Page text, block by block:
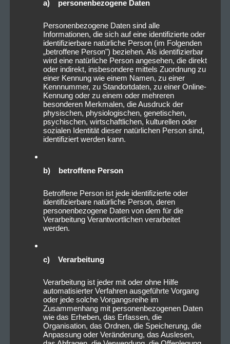
a) personenbezogene Daten
Personenbezogene Daten sind alle
Informationen, die sich auf eine identifizierte oder
identifizierbare natürliche Person (im Folgenden
„betroffene Person") beziehen. Als identifizierbar
wird eine natürliche Person angesehen, die direkt
oder indirekt, insbesondere mittels Zuordnung zu
einer Kennung wie einem Namen, zu einer
Kennnummer, zu Standortdaten, zu einer Online-
Kennung oder zu einem oder mehreren
besonderen Merkmalen, die Ausdruck der
physischen, physiologischen, genetischen,
psychischen, wirtschaftlichen, kulturellen oder
sozialen Identität dieser natürlichen Person sind,
identifiziert werden kann.
b) betroffene Person
Betroffene Person ist jede identifizierte oder
identifizierbare natürliche Person, deren
personenbezogene Daten von dem für die
Verarbeitung Verantwortlichen verarbeitet
werden.
c) Verarbeitung
Verarbeitung ist jeder mit oder ohne Hilfe
automatisierter Verfahren ausgeführte Vorgang
oder jede solche Vorgangsreihe im
Zusammenhang mit personenbezogenen Daten
wie das Erheben, das Erfassen, die
Organisation, das Ordnen, die Speicherung, die
Anpassung oder Veränderung, das Auslesen,